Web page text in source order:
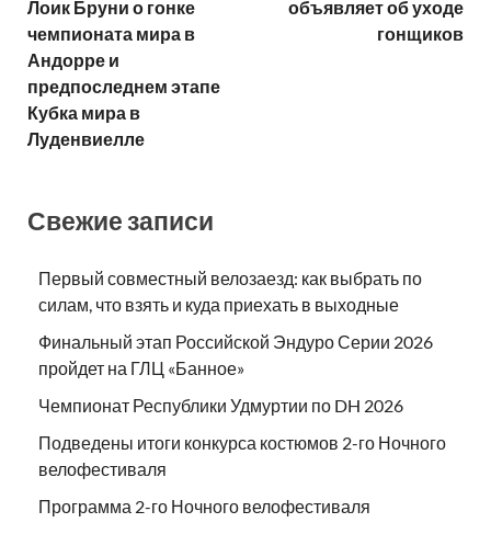
Лоик Бруни о гонке
чемпионата мира в
Андорре и
предпоследнем этапе
Кубка мира в
Луденвиелле
объявляет об уходе
гонщиков
Свежие записи
Первый совместный велозаезд: как выбрать по
силам, что взять и куда приехать в выходные
Финальный этап Российской Эндуро Серии 2026
пройдет на ГЛЦ «Банное»
Чемпионат Республики Удмуртии по DH 2026
Подведены итоги конкурса костюмов 2-го Ночного
велофестиваля
Программа 2-го Ночного велофестиваля